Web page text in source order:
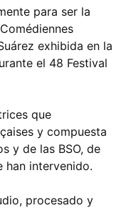
para ser la
exhibida en la
el 48 Festival
que
y compuesta
y de las BSO, de
han intervenido.
procesado y